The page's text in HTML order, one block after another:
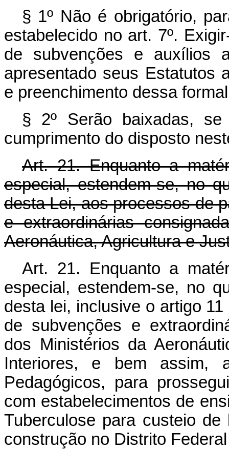
§ 1º Não é obrigatório,
estabelecido no art. 7º.
de subvenções e auxílios
apresentado seus Estatutos
e preenchimento dessa
§ 2º Serão baixadas,
cumprimento do disposto
Art. 21. Enquanto a
especial, estendem-se, no
desta Lei, aos processos de
e extraordinárias
Aeronáutica, Agricultura e
Art. 21. Enquanto a
especial, estendem-se, no
desta lei, inclusive o artigo
de subvenções e
dos Ministérios da
Interiores, e bem assim,
Pedagógicos, para
com estabelecimentos de
Tuberculose para custeio
construção no Distrito